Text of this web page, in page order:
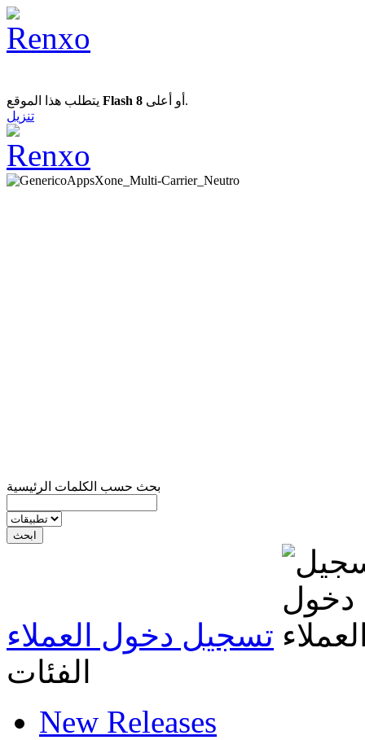
Flash 8
أو أعلى.
تنزيل
بحث حسب الكلمات الرئيسية
تسجيل دخول العملاء
الفئات
New Releases